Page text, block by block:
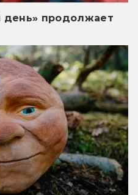
день» продолжает